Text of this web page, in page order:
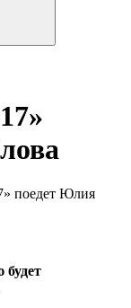
поедет Юлия
будет